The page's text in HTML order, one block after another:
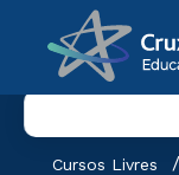
Cursos Livres